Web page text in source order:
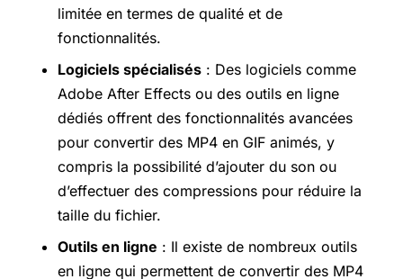
limitée en termes de qualité et de
fonctionnalités.
Logiciels spécialisés : Des logiciels comme
Adobe After Effects ou des outils en ligne
dédiés offrent des fonctionnalités avancées
pour convertir des MP4 en GIF animés, y
compris la possibilité d’ajouter du son ou
d’effectuer des compressions pour réduire la
taille du fichier.
Outils en ligne : Il existe de nombreux outils
en ligne qui permettent de convertir des MP4